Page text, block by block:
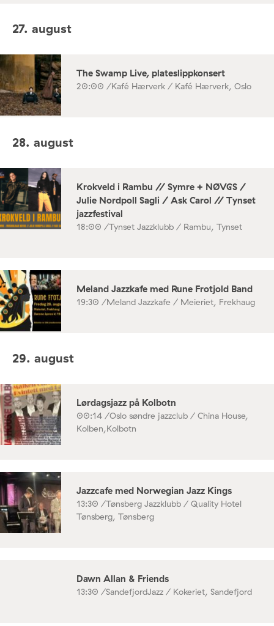
27. august
The Swamp Live, plateslippkonsert
20:00 /Kafé Hærverk / Kafé Hærverk, Oslo
28. august
Krokveld i Rambu // Symre + NØVGS /
Julie Nordpoll Sagli / Ask Carol // Tynset
jazzfestival
18:00 /Tynset Jazzklubb / Rambu, Tynset
Meland Jazzkafe med Rune Frotjold Band
19:30 /Meland Jazzkafe / Meieriet, Frekhaug
29. august
Lørdagsjazz på Kolbotn
00:14 /Oslo søndre jazzclub / China House,
Kolben,Kolbotn
Jazzcafe med Norwegian Jazz Kings
13:30 /Tønsberg Jazzklubb / Quality Hotel
Tønsberg, Tønsberg
Dawn Allan & Friends
13:30 /SandefjordJazz / Kokeriet, Sandefjord